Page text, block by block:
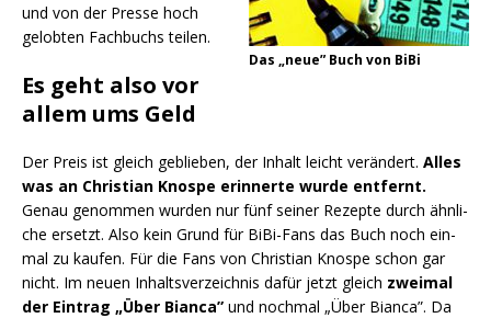
Das „neue” Buch von BiBi
und von der Pres­se hoch
gelob­ten Fach­buchs teilen.
Es geht also vor
allem ums Geld
Der Preis ist gleich geblie­ben, der Inhalt leicht ver­än­dert. Alles
was an Chris­ti­an Knos­pe erin­ner­te wur­de ent­fernt.
Genau genom­men wur­den nur fünf sei­ner Rezep­te durch ähn­li­
che ersetzt. Also kein Grund für BiBi-Fans das Buch noch ein­
mal zu kau­fen. Für die Fans von Chris­ti­an Knos­pe schon gar
nicht. Im neu­en Inhalts­ver­zeich­nis dafür jetzt gleich zwei­mal
der Ein­trag „Über Bian­ca” und noch­mal „Über Bian­ca”. Da